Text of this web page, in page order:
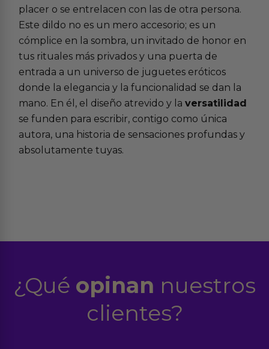
placer o se entrelacen con las de otra persona.
Este dildo no es un mero accesorio; es un
cómplice en la sombra, un invitado de honor en
tus rituales más privados y una puerta de
entrada a un universo de juguetes eróticos
donde la elegancia y la funcionalidad se dan la
mano. En él, el diseño atrevido y laversatilidad
se funden para escribir, contigo como única
autora, una historia de sensaciones profundas y
absolutamente tuyas.
¿Qué opinan nuestros
clientes?